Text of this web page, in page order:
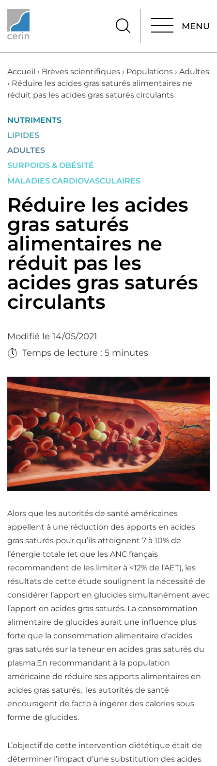
MENU
Accueil › Brèves scientifiques › Populations › Adultes
› Réduire les acides gras saturés alimentaires ne
réduit pas les acides gras saturés circulants
NUTRIMENTS
LIPIDES
ADULTES
SURPOIDS & OBÉSITÉ
,
MALADIES CARDIOVASCULAIRES
Réduire les acides
gras saturés
alimentaires ne
réduit pas les
acides gras saturés
circulants
Modifié le 14/05/2021
Temps de lecture : 5 minutes
Alors que les autorités de santé américaines
appellent à une réduction des apports en acides
gras saturés pour qu’ils atteignent 7 à 10% de
l’énergie totale (et que les ANC français
recommandent de les limiter à <12% de l’AET), les
résultats de cette étude soulignent la nécessité de
considérer l’apport en glucides simultanément avec
l’apport en acides gras saturés. La consommation
alimentaire de glucides aurait une influence plus
forte que la consommation alimentaire d’acides
gras saturés sur la teneur en acides gras saturés du
plasma.En recommandant à la population
américaine de réduire ses apports alimentaires en
acides gras saturés, les autorités de santé
encouragent de facto à ingérer des calories sous
forme de glucides.
L’objectif de cette intervention diététique était de
déterminer l’impact d’une substitution des acides